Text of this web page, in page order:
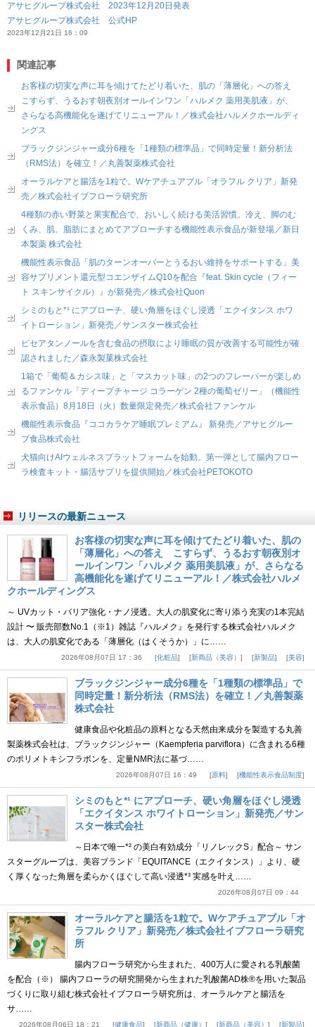
アサヒグループ株式会社 2023年12月20日発表
アサヒグループ株式会社 公式HP
2023年12月21日 16：09
関連記事
お客様の切実な声に耳を傾けてたどり着いた、肌の「薄層化」への答え
こすらず、うるおす朝夜別オールインワン「ハルメク 薬用美肌液」が、
さらなる高機能化を遂げてリニューアル！／株式会社ハルメクホールディ
ングス
ブラックジンジャー成分6種を「1種類の標準品」で同時定量！新分析法
（RMS法）を確立！／丸善製薬株式会社
オーラルケアと腸活を1粒で。Wケアチュアブル「オラフル クリア」新発
売／株式会社イブフローラ研究所
4種類の赤い野菜と果実配合で、おいしく続ける美活習慣。冷え、脚のむ
くみ、肌、脂肪にまとめてアプローチする機能性表示食品が新登場／新日
本製薬 株式会社
機能性表示食品「肌のターンオーバーとうるおい維持をサポートする」美
容サプリメント還元型コエンザイムQ10を配合『feat. Skin cycle（フィー
ト スキンサイクル）』が新発売／株式会社Quon
シミのもと*¹ にアプローチ、硬い角層をほぐし浸透「エクイタンス ホワ
イトローション」新発売／サンスター株式会社
ピセアタンノールを含む食品の摂取により睡眠の質が改善する可能性が確
認されました／森永製菓株式会社
1箱で「葡萄＆カシス味」と「マスカット味」の2つのフレーバーが楽しめ
るファンケル「ディープチャージ コラーゲン 2種の葡萄ゼリー」（機能性
表示食品）8月18日（火）数量限定発売／株式会社ファンケル
機能性表示食品『ココカラケア睡眠プレミアム』 新発売／アサヒグルー
プ食品株式会社
犬猫向けAIウェルネスプラットフォームを始動。第一弾として腸内フロー
ラ検査キット・腸活サプリを提供開始／株式会社PETOKOTO
リリースの最新ニュース
お客様の切実な声に耳を傾けてたどり着いた、肌の
「薄層化」への答え こすらず、うるおす朝夜別オ
ールインワン「ハルメク 薬用美肌液」が、さらなる
高機能化を遂げてリニューアル！／株式会社ハルメ
クホールディングス
～ UVカット・バリア強化・ナノ浸透。大人の肌変化に寄り添う充実の1本完結
設計 〜 販売部数No.1（※1）雑誌『ハルメク』を発行する株式会社ハルメク
は、大人の肌変化である「薄層化（はくそうか）」に……
2026年08月07日 17：36 化粧品 新商品（美容） 新製品 美容
ブラックジンジャー成分6種を「1種類の標準品」で
同時定量！新分析法（RMS法）を確立！／丸善製薬
株式会社
健康食品や化粧品の原料となる天然由来成分を製造する丸善
製薬株式会社は、ブラックジンジャー（Kaempferia parviflora）に含まれる6種
のポリメトキシフラボンを、定量NMR法に基づ……
2026年08月07日 16：49 原料 機能性表示食品制度
シミのもと*¹ にアプローチ、硬い角層をほぐし浸透
「エクイタンス ホワイトローション」新発売／サン
スター株式会社
～日本で唯一*² の美白有効成分「リノレックS」配合～ サン
スターグループは、美容ブランド「EQUITANCE（エクイタンス）」より、硬
く厚くなった角層を柔らかくほぐして高い浸透*³ 実感を叶え……
2026年08月07日 09：44
オーラルケアと腸活を1粒で。Wケアチュアブル「オ
ラフル クリア」新発売／株式会社イブフローラ研究
所
腸内フローラ研究から生まれた、400万人に愛される乳酸菌
を配合（※） 腸内フローラの研究開発から生まれた乳酸菌AD株®を用いた製品
づくりに取り組む株式会社イブフローラ研究所は、オーラルケアと腸活を
サ……
2026年08月06日 18：21 健康食品 新商品（健康） 新商品（美容） 新製品